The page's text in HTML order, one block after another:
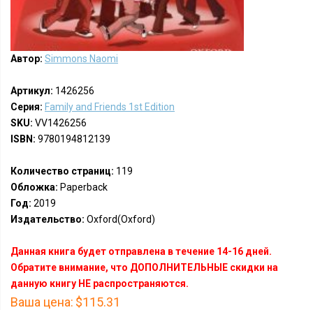
Автор: Simmons Naomi
Артикул: 1426256
Серия: Family and Friends 1st Edition
SKU: VV1426256
ISBN: 9780194812139
Количество страниц: 119
Обложка: Paperback
Год: 2019
Издательство: Oxford(Oxford)
Данная книга будет отправлена в течение 14-16 дней.
Обратите внимание, что ДОПОЛНИТЕЛЬНЫЕ скидки на
данную книгу НЕ распространяются.
Ваша цена: $115.31